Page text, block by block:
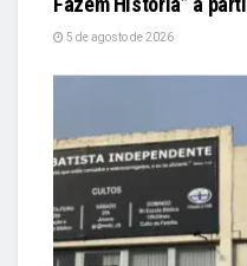
5 de agosto de 2026